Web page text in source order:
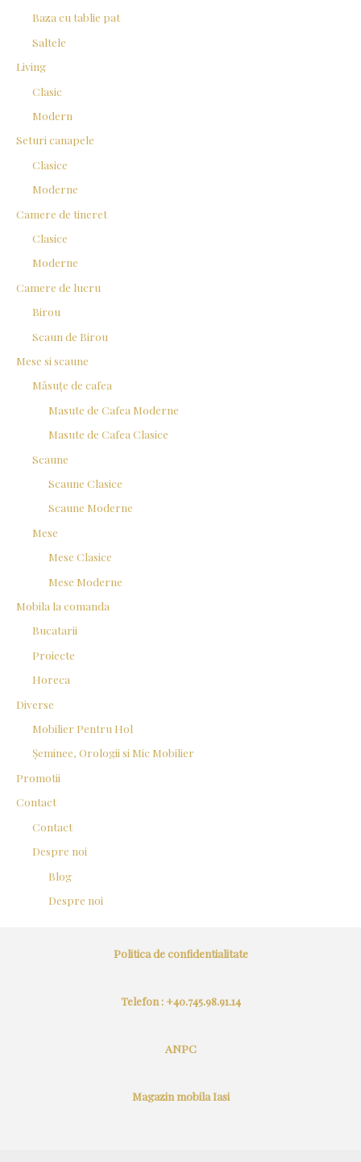
Baza cu tablie pat
Saltele
Living
Clasic
Modern
Seturi canapele
Clasice
Moderne
Camere de tineret
Clasice
Moderne
Camere de lucru
Birou
Scaun de Birou
Mese si scaune
Măsuțe de cafea
Masute de Cafea Moderne
Masute de Cafea Clasice
Scaune
Scaune Clasice
Scaune Moderne
Mese
Mese Clasice
Mese Moderne
Mobila la comanda
Bucatarii
Proiecte
Horeca
Diverse
Mobilier Pentru Hol
Șeminee, Orologii si Mic Mobilier
Promotii
Contact
Contact
Despre noi
Blog
Despre noi
Politica de confidentialitate
Telefon : +40.745.98.91.14
ANPC
Magazin mobila Iasi